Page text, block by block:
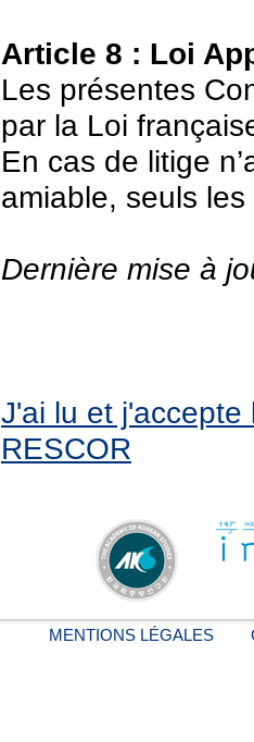
Article 8 : Loi
Les présentes
par la Loi
En cas de litige
amiable, seuls
Dernière mise à
J'ai lu et
RESCOR
MENTIONS LÉGALES